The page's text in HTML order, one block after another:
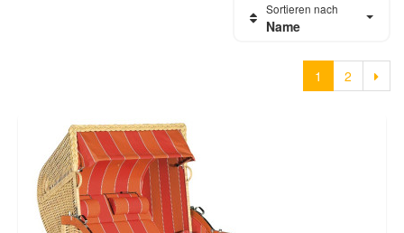
Sortieren nach
Name
1 2